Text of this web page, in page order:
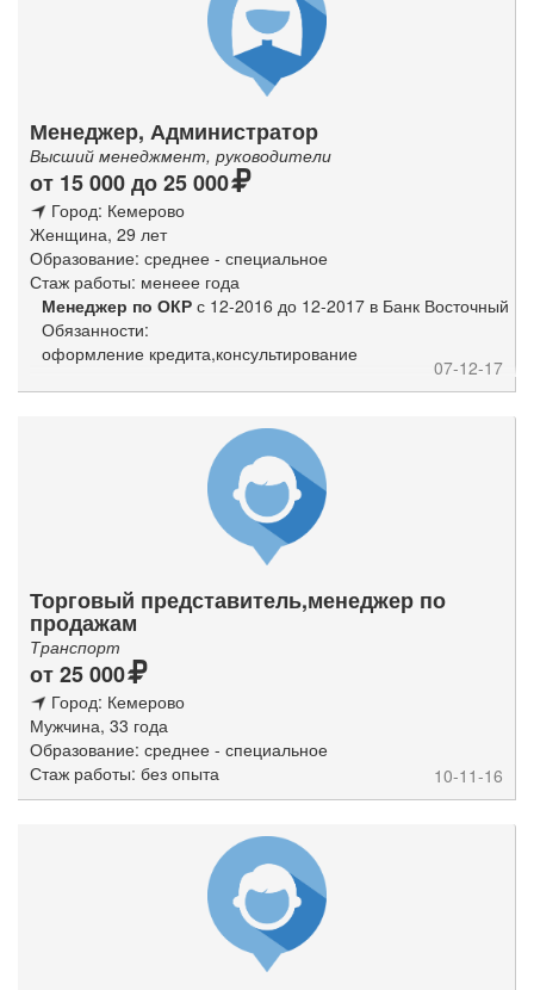
Менеджер, Администратор
Высший менеджмент, руководители
от 15 000 до 25 000
Город: Кемерово
Женщина, 29 лет
Образование: среднее - специальное
Стаж работы: менеее года
Менеджер по ОКР с 12-2016 до 12-2017 в Банк Восточный
Обязанности:
оформление кредита,консультирование
07-12-17
Торговый представитель,менеджер по
продажам
Транспорт
от 25 000
Город: Кемерово
Мужчина, 33 года
Образование: среднее - специальное
Стаж работы: без опыта
10-11-16